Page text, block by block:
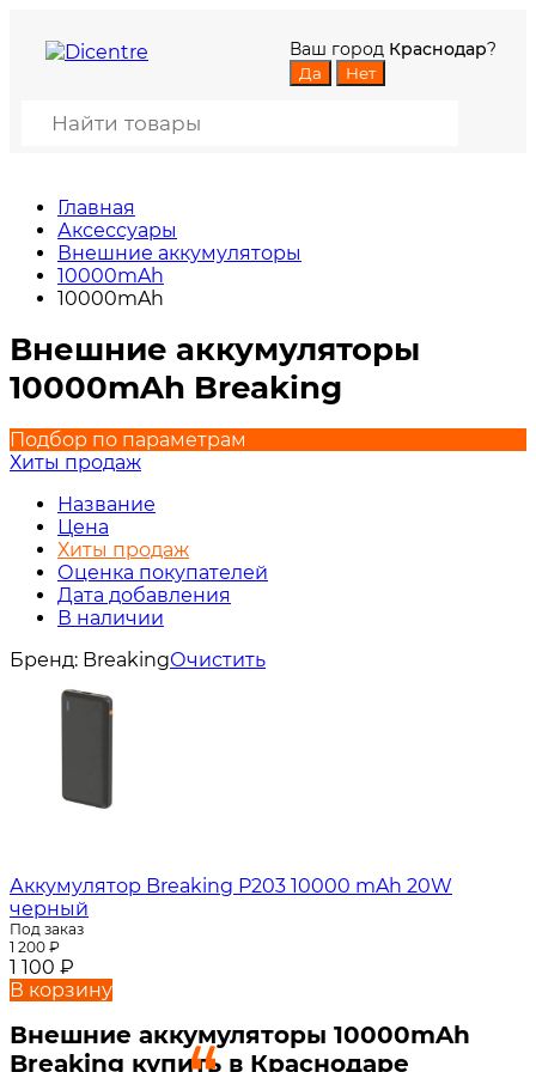
Ваш город Краснодар?
Главная
Аксессуары
Внешние аккумуляторы
10000mAh
10000mAh
Внешние аккумуляторы
10000mAh Breaking
Подбор по параметрам
Хиты продаж
Название
Цена
Хиты продаж
Оценка покупателей
Дата добавления
В наличии
Бренд: BreakingОчистить
Аккумулятор Breaking P203 10000 mAh 20W
черный
Под заказ
1 200 ₽
1 100 ₽
В корзину
Внешние аккумуляторы 10000mAh
Breaking купить в Краснодаре